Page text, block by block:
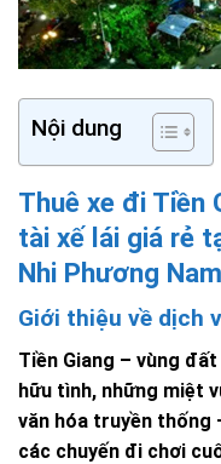
Nội dung
Thuê xe đi Tiền
tài xế lái giá rẻ
Nhi Phương Nam
Giới thiệu về dịch
Tiền Giang – vùng
hữu tình, những miệt
văn hóa truyền thống
các chuyến đi chơi